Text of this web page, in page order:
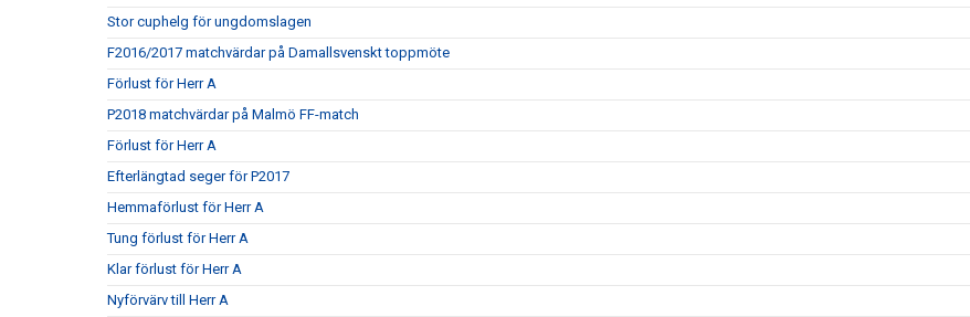
Stor cuphelg för ungdomslagen
F2016/2017 matchvärdar på Damallsvenskt toppmöte
Förlust för Herr A
P2018 matchvärdar på Malmö FF-match
Förlust för Herr A
Efterlängtad seger för P2017
Hemmaförlust för Herr A
Tung förlust för Herr A
Klar förlust för Herr A
Nyförvärv till Herr A